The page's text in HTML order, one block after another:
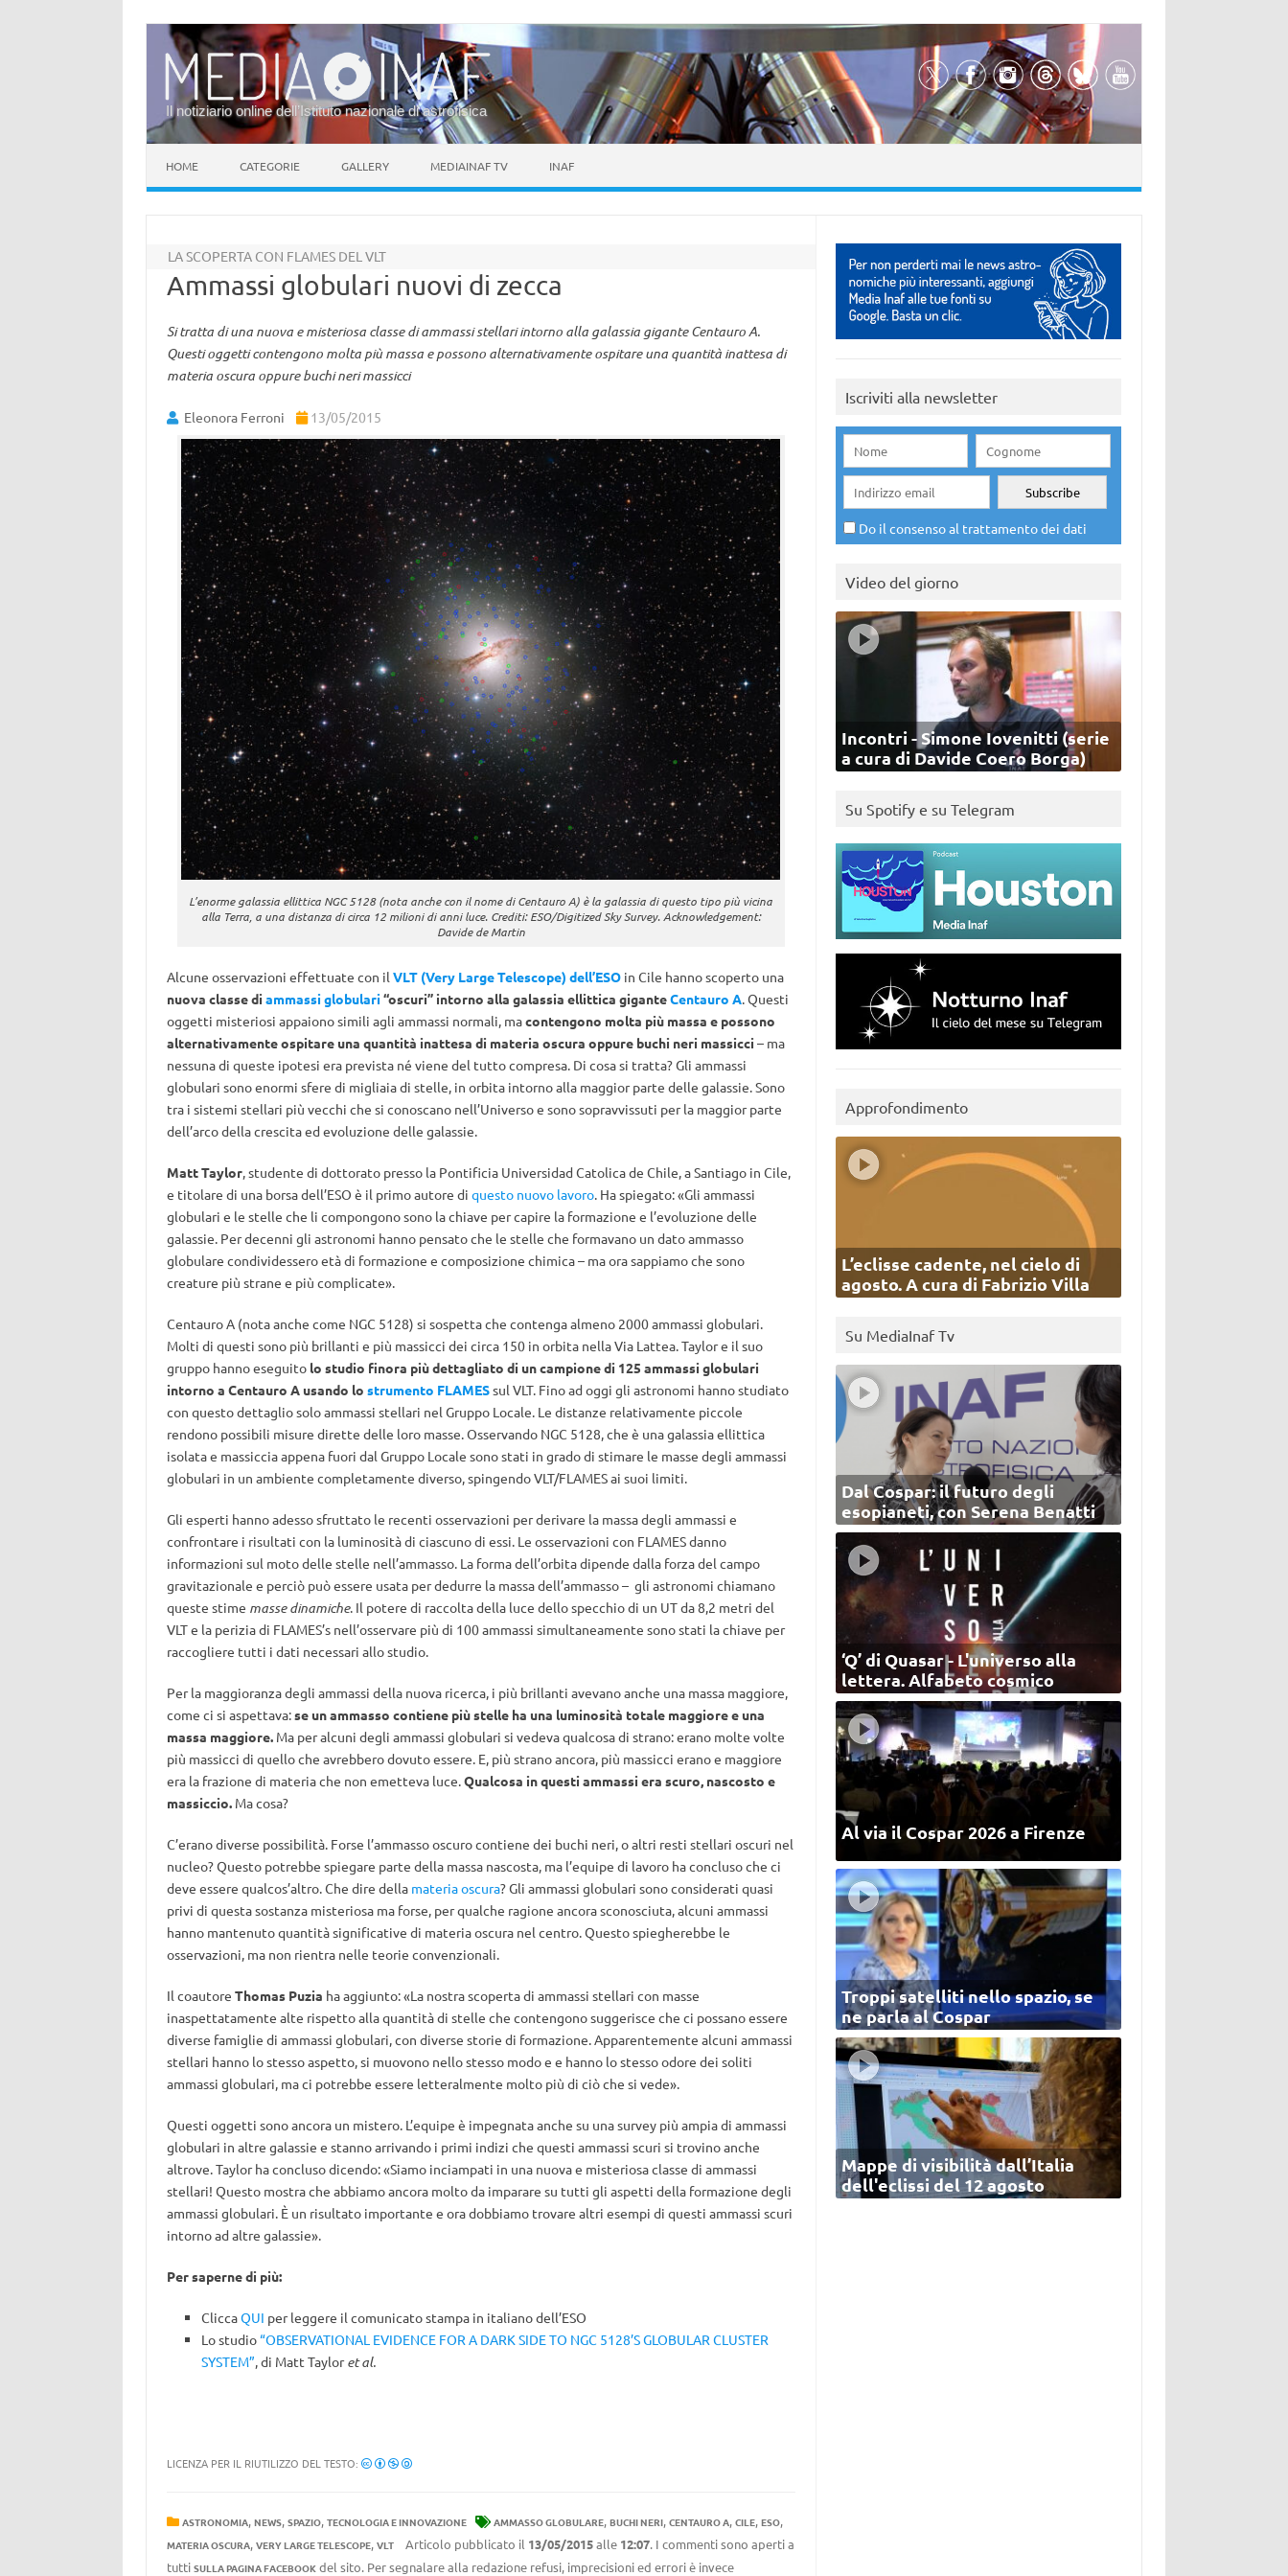
Il notiziario online dell’Istituto nazionale di astrofisica
HOME CATEGORIE GALLERY MEDIAINAF TV INAF
LA SCOPERTA CON FLAMES DEL VLT
Ammassi globulari nuovi di zecca
Si tratta di una nuova e misteriosa classe di ammassi stellari intorno alla galassia gigante Centauro A.
Questi oggetti contengono molta più massa e possono alternativamente ospitare una quantità inattesa di
materia oscura oppure buchi neri massicci
Eleonora Ferroni 13/05/2015
L’enorme galassia ellittica NGC 5128 (nota anche con il nome di Centauro A) è la galassia di questo tipo più vicina
alla Terra, a una distanza di circa 12 milioni di anni luce. Crediti: ESO/Digitized Sky Survey. Acknowledgement:
Davide de Martin
Alcune osservazioni effettuate con il VLT (Very Large Telescope) dell’ESOin Cile hanno scoperto una
nuova classe di ammassi globulari“oscuri” intorno alla galassia ellittica giganteCentauro A. Questi
oggetti misteriosi appaiono simili agli ammassi normali, macontengono molta più massa e possono
alternativamente ospitare una quantità inattesa di materia oscura oppure buchi neri massicci – ma
nessuna di queste ipotesi era prevista né viene del tutto compresa. Di cosa si tratta? Gli ammassi
globulari sono enormi sfere di migliaia di stelle, in orbita intorno alla maggior parte delle galassie. Sono
tra i sistemi stellari più vecchi che si conoscano nell’Universo e sono sopravvissuti per la maggior parte
dell’arco della crescita ed evoluzione delle galassie.
Matt Taylor, studente di dottorato presso la Pontificia Universidad Catolica de Chile, a Santiago in Cile,
e titolare di una borsa dell’ESO è il primo autore di questo nuovo lavoro. Ha spiegato: «Gli ammassi
globulari e le stelle che li compongono sono la chiave per capire la formazione e l’evoluzione delle
galassie. Per decenni gli astronomi hanno pensato che le stelle che formavano un dato ammasso
globulare condividessero età di formazione e composizione chimica – ma ora sappiamo che sono
creature più strane e più complicate».
Centauro A (nota anche come NGC 5128) si sospetta che contenga almeno 2000 ammassi globulari.
Molti di questi sono più brillanti e più massicci dei circa 150 in orbita nella Via Lattea. Taylor e il suo
gruppo hanno eseguitolo studio finora più dettagliato di un campione di 125 ammassi globulari
intorno a Centauro A usando lo strumento FLAMESsul VLT. Fino ad oggi gli astronomi hanno studiato
con questo dettaglio solo ammassi stellari nel Gruppo Locale. Le distanze relativamente piccole
rendono possibili misure dirette delle loro masse. Osservando NGC 5128, che è una galassia ellittica
isolata e massiccia appena fuori dal Gruppo Locale sono stati in grado di stimare le masse degli ammassi
globulari in un ambiente completamente diverso, spingendo VLT/FLAMES ai suoi limiti.
Gli esperti hanno adesso sfruttato le recenti osservazioni per derivare la massa degli ammassi e
confrontare i risultati con la luminosità di ciascuno di essi. Le osservazioni con FLAMES danno
informazioni sul moto delle stelle nell’ammasso. La forma dell’orbita dipende dalla forza del campo
gravitazionale e perciò può essere usata per dedurre la massa dell’ammasso – gli astronomi chiamano
queste stime masse dinamiche. Il potere di raccolta della luce dello specchio di un UT da 8,2 metri del
VLT e la perizia di FLAMES’s nell’osservare più di 100 ammassi simultaneamente sono stati la chiave per
raccogliere tutti i dati necessari allo studio.
Per la maggioranza degli ammassi della nuova ricerca, i più brillanti avevano anche una massa maggiore,
come ci si aspettava:se un ammasso contiene più stelle ha una luminosità totale maggiore e una
massa maggiore.Ma per alcuni degli ammassi globulari si vedeva qualcosa di strano: erano molte volte
più massicci di quello che avrebbero dovuto essere. E, più strano ancora, più massicci erano e maggiore
era la frazione di materia che non emetteva luce.Qualcosa in questi ammassi era scuro, nascosto e
massiccio.Ma cosa?
C’erano diverse possibilità. Forse l’ammasso oscuro contiene dei buchi neri, o altri resti stellari oscuri nel
nucleo? Questo potrebbe spiegare parte della massa nascosta, ma l’equipe di lavoro ha concluso che ci
deve essere qualcos’altro. Che dire della materia oscura? Gli ammassi globulari sono considerati quasi
privi di questa sostanza misteriosa ma forse, per qualche ragione ancora sconosciuta, alcuni ammassi
hanno mantenuto quantità significative di materia oscura nel centro. Questo spiegherebbe le
osservazioni, ma non rientra nelle teorie convenzionali.
Il coautore Thomas Puzia ha aggiunto: «La nostra scoperta di ammassi stellari con masse
inaspettatamente alte rispetto alla quantità di stelle che contengono suggerisce che ci possano essere
diverse famiglie di ammassi globulari, con diverse storie di formazione. Apparentemente alcuni ammassi
stellari hanno lo stesso aspetto, si muovono nello stesso modo e e hanno lo stesso odore dei soliti
ammassi globulari, ma ci potrebbe essere letteralmente molto più di ciò che si vede».
Questi oggetti sono ancora un mistero. L’equipe è impegnata anche su una survey più ampia di ammassi
globulari in altre galassie e stanno arrivando i primi indizi che questi ammassi scuri si trovino anche
altrove. Taylor ha concluso dicendo: «Siamo inciampati in una nuova e misteriosa classe di ammassi
stellari! Questo mostra che abbiamo ancora molto da imparare su tutti gli aspetti della formazione degli
ammassi globulari. È un risultato importante e ora dobbiamo trovare altri esempi di questi ammassi scuri
intorno ad altre galassie».
Per saperne di più:
CliccaQUI per leggere il comunicato stampa in italiano dell’ESO
Lo studio“OBSERVATIONAL EVIDENCE FOR A DARK SIDE TO NGC 5128’S GLOBULAR CLUSTER
SYSTEM”, di Matt Tayloret al.
LICENZA PER IL RIUTILIZZO DEL TESTO:
ASTRONOMIA, NEWS, SPAZIO, TECNOLOGIA E INNOVAZIONE AMMASSO GLOBULARE, BUCHI NERI, CENTAURO A, CILE, ESO,
MATERIA OSCURA, VERY LARGE TELESCOPE, VLT Articolo pubblicato il 13/05/2015alle 12:07. I commenti sono aperti a
tutti SULLA PAGINA FACEBOOKdel sito. Per segnalare alla redazione refusi, imprecisioni ed errori è invece
Iscriviti alla newsletter
Do il consenso al trattamento dei dati
Video del giorno
Incontri - Simone Iovenitti (serie
a cura di Davide Coero Borga)
Su Spotify e su Telegram
Approfondimento
L’eclisse cadente, nel cielo di
agosto. A cura di Fabrizio Villa
Su MediaInaf Tv
Dal Cospar: il futuro degli
esopianeti, con Serena Benatti
‘Q’ di Quasar - L'universo alla
lettera. Alfabeto cosmico
Al via il Cospar 2026 a Firenze
Troppi satelliti nello spazio, se
ne parla al Cospar
Mappe di visibilità dall’Italia
dell'eclissi del 12 agosto